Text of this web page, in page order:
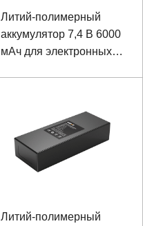
Литий-полимерный
аккумулятор 7,4 В 6000
мАч для электронных
Литий-полимерный